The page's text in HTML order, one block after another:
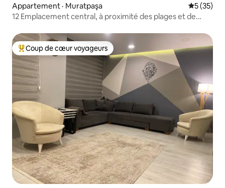
Appartement · Muratpaşa Note
5 (35)
12 Emplacement central, à proximité des plages et de
Coup de cœur voyageurs parmi les plus aimés
Coup de cœur voyageurs